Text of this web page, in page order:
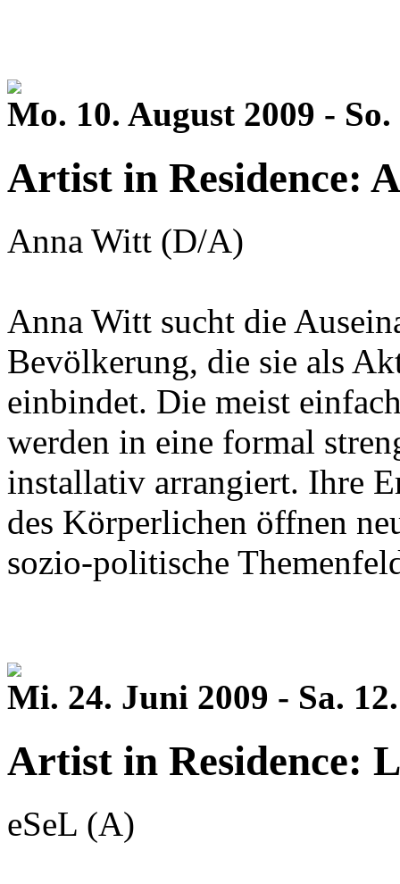
Mo. 10. August 2009 -
Artist in Residence:
Anna Witt (D/A)
Anna Witt sucht die
Bevölkerung, die sie als
einbindet. Die meist
werden in eine formal
installativ arrangiert. Ihre
des Körperlichen öffnen
sozio-politische
Mi. 24. Juni 2009 - Sa.
Artist in Residence:
eSeL (A)